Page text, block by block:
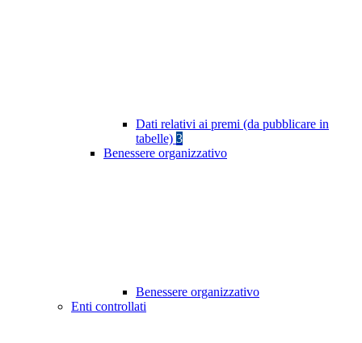
Dati relativi ai premi (da pubblicare in
tabelle) 3
Benessere organizzativo
Benessere organizzativo
Enti controllati